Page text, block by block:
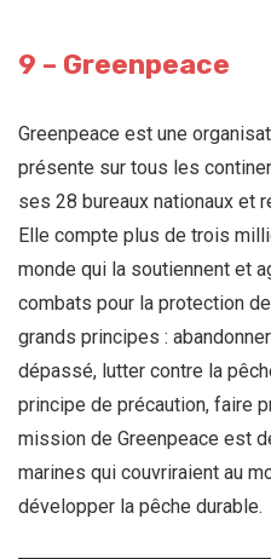
9 – Greenpeace
Greenpeace est une
présente sur tous les
ses 28 bureaux nationaux et
Elle compte plus de trois
monde qui la soutiennent et
combats pour la protection
grands principes :
dépassé, lutter contre la
principe de précaution, faire
mission de Greenpeace est
marines qui couvriraient au
développer la pêche durable.